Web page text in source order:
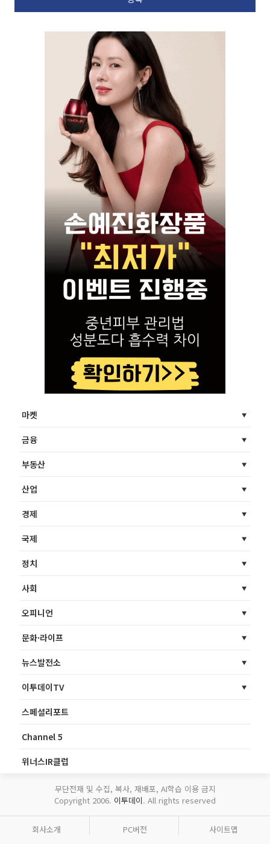
마켓
금융
부동산
산업
경제
국제
정치
사회
오피니언
문화·라이프
뉴스발전소
이투데이TV
스페셜리포트
Channel 5
위너스IR클럽
무단전재 및 수집, 복사, 재배포, AI학습 이용 금지
Copyright 2006. 이투데이. All rights reserved
회사소개 PC버전 사이트맵